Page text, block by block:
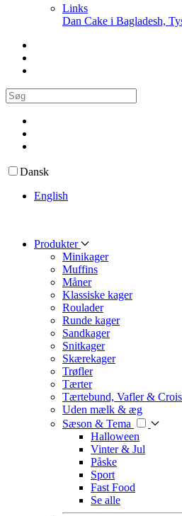
Links
Dan Cake i Bagladesh,
Dansk
English
Produkter
Minikager
Muffins
Måner
Klassiske kager
Roulader
Runde kager
Sandkager
Snitkager
Skærekager
Trøfler
Tærter
Tærtebund, Vafler &
Uden mælk & æg
Sæson & Tema
Halloween
Vinter & Jul
Påske
Sport
Fast Food
Se alle